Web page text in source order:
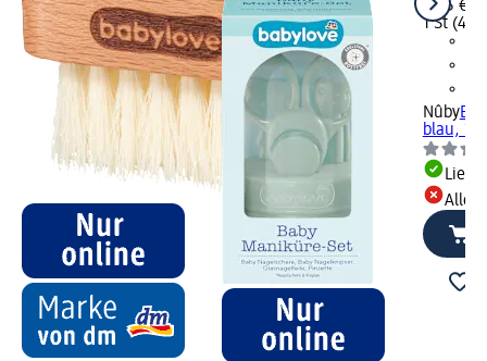
4,95 €
1 St
Nûby
blau, 1
Alle